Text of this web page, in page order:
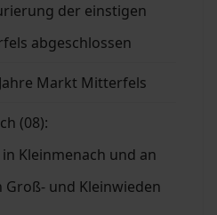
der einstigen
abgeschlossen
Markt Mitterfels
(08):
Kleinmenach und an
Groß- und Kleinwieden